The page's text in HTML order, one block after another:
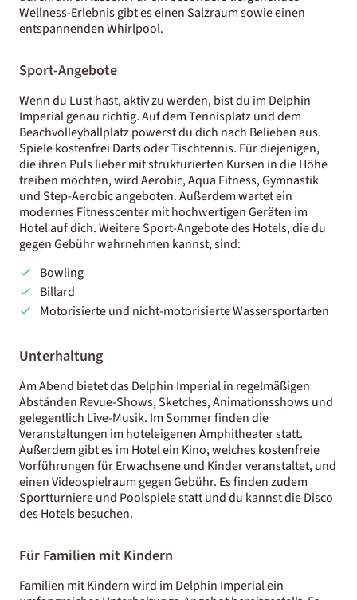
Wellness-Erlebnis gibt es einen Salzraum sowie einen
entspannenden Whirlpool.
Sport-Angebote
Wenn du Lust hast, aktiv zu werden, bist du im Delphin
Imperial genau richtig. Auf dem Tennisplatz und dem
Beachvolleyballplatz powerst du dich nach Belieben aus.
Spiele kostenfrei Darts oder Tischtennis. Für diejenigen,
die ihren Puls lieber mit strukturierten Kursen in die Höhe
treiben möchten, wird Aerobic, Aqua Fitness, Gymnastik
und Step-Aerobic angeboten. Außerdem wartet ein
modernes Fitnesscenter mit hochwertigen Geräten im
Hotel auf dich. Weitere Sport-Angebote des Hotels, die du
gegen Gebühr wahrnehmen kannst, sind:
Bowling
Billard
Motorisierte und nicht-motorisierte Wassersportarten
Unterhaltung
Am Abend bietet das Delphin Imperial in regelmäßigen
Abständen Revue-Shows, Sketches, Animationsshows und
gelegentlich Live-Musik. Im Sommer finden die
Veranstaltungen im hoteleigenen Amphitheater statt.
Außerdem gibt es im Hotel ein Kino, welches kostenfreie
Vorführungen für Erwachsene und Kinder veranstaltet, und
einen Videospielraum gegen Gebühr. Es finden zudem
Sportturniere und Poolspiele statt und du kannst die Disco
des Hotels besuchen.
Für Familien mit Kindern
Familien mit Kindern wird im Delphin Imperial ein